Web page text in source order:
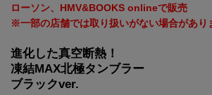
ローソン、HMV&BOOKS onlineで販売
※一部の店舗では取り扱いがない場合があり
進化した真空断熱！
凍結MAX北極タンブラー
ブラックver.